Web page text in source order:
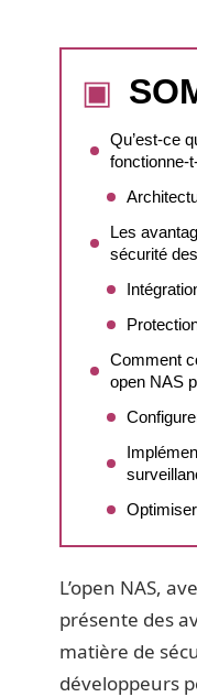
Qu’est-ce
fonctionne-
Les
sécurité
Comment
open NAS
L’open NAS,
présente des
matière de
développeurs